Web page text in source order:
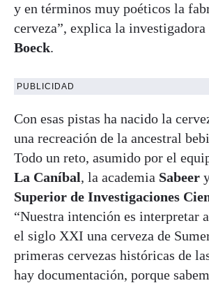
y en términos muy poéticos la
cerveza”, explica la investigadora
Boeck.
PUBLICIDAD
Con esas pistas ha nacido la
una recreación de la ancestral
Todo un reto, asumido por el
La Caníbal, la academia Sabeer
Superior de Investigaciones
“Nuestra intención es interpretar
el siglo XXI una cerveza de
primeras cervezas históricas de
hay documentación, porque